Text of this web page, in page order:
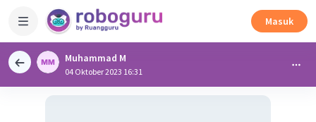
Masuk
Muhammad M
04 Oktober 2023 16:31